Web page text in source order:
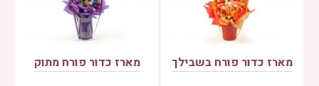
מארז כדור פורח בשבילך מארז כדור פורח מתוק